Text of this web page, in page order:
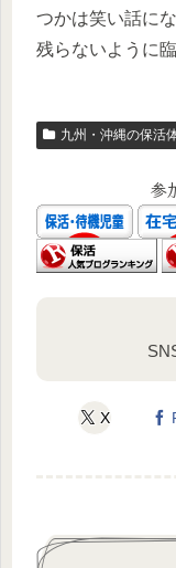
つかは笑い話に
残らないように
九州・沖縄の保活
参
X